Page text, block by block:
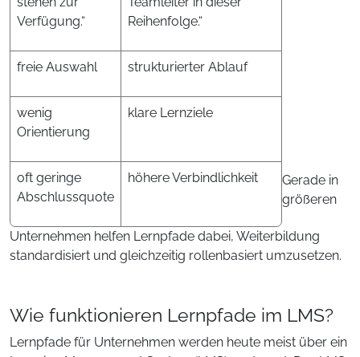
Verfügung.“
Reihenfolge.“
freie Auswahl strukturierter Ablauf
wenig
Orientierung
klare Lernziele
oft geringe
Abschlussquote
höhere Verbindlichkeit
Gerade in
größeren
Unternehmen helfen Lernpfade dabei, Weiterbildung
standardisiert und gleichzeitig rollenbasiert umzusetzen.
Wie funktionieren Lernpfade im LMS?
Lernpfade für Unternehmen werden heute meist über ein